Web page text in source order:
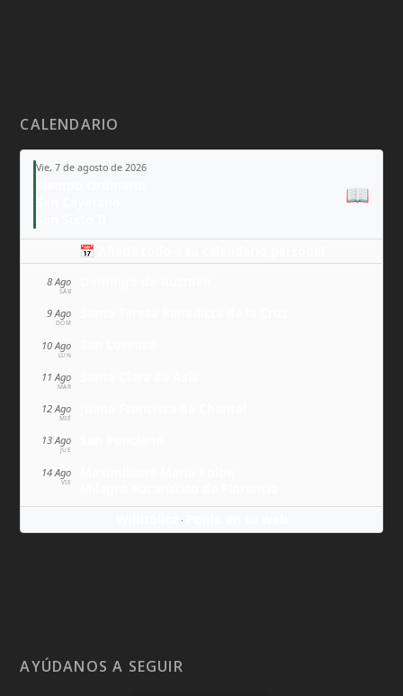
CALENDARIO
Vie, 7 de agosto de 2026
📖
📅 Añade todo a tu calendario personal
8 Ago
SÁB
9 Ago
DOM
10 Ago
LUN
11 Ago
MAR
12 Ago
MIÉ
13 Ago
JUE
14 Ago
VIE
·
AYÚDANOS A SEGUIR